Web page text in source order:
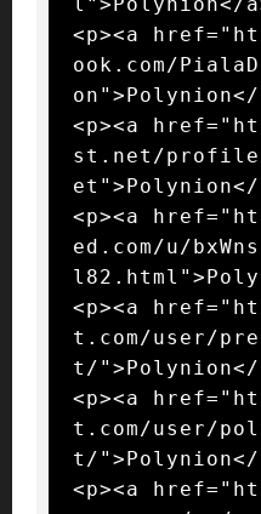
<p><a
ook.com/
on">Polynion</
<p><a
st.net/
et">Polynion</
<p><a
ed.com/u/
<p><a
t.com/user/
t/">Polynion</
<p><a
t.com/user/
t/">Polynion</
<p><a